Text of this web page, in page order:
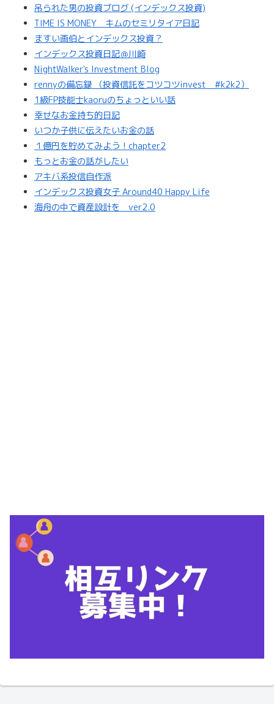
吊られた男の投資ブログ (インデックス投資)
TIME IS MONEY キムのセミリタイア日記
ますい画伯とインデックス投資？
インデックス投資日記＠川崎
NightWalker's Investment Blog
rennyの備忘録 （投資信託をコツコツinvest #k2k2）
1級FP技能士kaoruのちょっといい話
幸せなお金持ち的日記
いつか子供に伝えたいお金の話
１億円を貯めてみよう！chapter2
もっとお金の話がしたい
アキバ系投信自作派
インデックス投資女子 Around40 Happy Life
海舟の中で資産設計を ver2.0